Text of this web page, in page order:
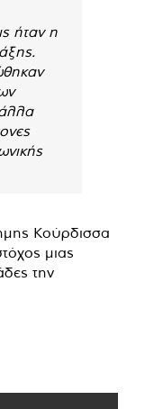
ήταν η
Κούρδισσα
μιας
την